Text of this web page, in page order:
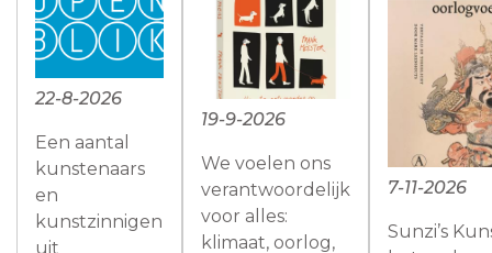
22-8-2026
Een aantal
kunstenaars
en
kunstzinnigen
uit
19-9-2026
We voelen ons
verantwoordelijk
voor alles:
klimaat, oorlog,
7-11-2026
Sunzi’s